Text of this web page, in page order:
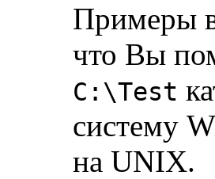
Примеры
что Вы
C:\Test
систему
на UNIX.